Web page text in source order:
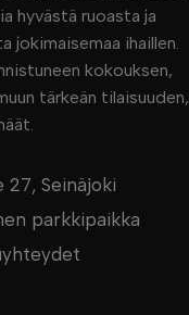
hyvästä ruoasta ja
jokimaisemaa ihaillen.
kokouksen,
tärkeän tilaisuuden,
27, Seinäjoki
parkkipaikka